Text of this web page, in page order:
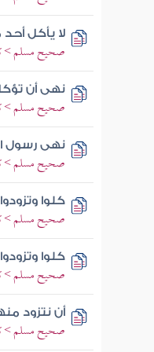
لا يأكل
صحيح مسلم >
نهى أن
صحيح مسلم >
نهى رسول
صحيح مسلم >
كلوا
صحيح مسلم >
كلوا
صحيح مسلم >
أن نتزود
صحيح مسلم >